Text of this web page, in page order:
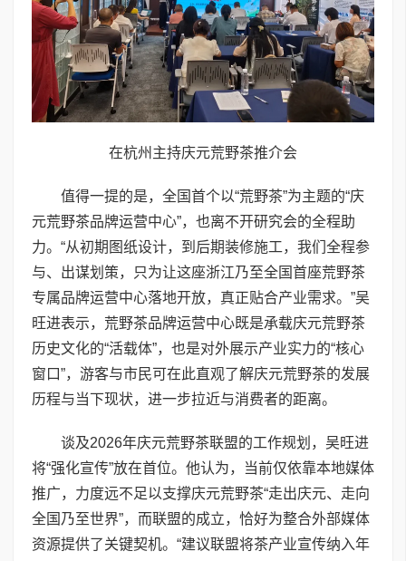
在杭州主持庆元荒野茶推介会
值得一提的是，全国首个以“荒野茶”为主题的“庆
元荒野茶品牌运营中心”，也离不开研究会的全程助
力。“从初期图纸设计，到后期装修施工，我们全程参
与、出谋划策，只为让这座浙江乃至全国首座荒野茶
专属品牌运营中心落地开放，真正贴合产业需求。”吴
旺进表示，荒野茶品牌运营中心既是承载庆元荒野茶
历史文化的“活载体”，也是对外展示产业实力的“核心
窗口”，游客与市民可在此直观了解庆元荒野茶的发展
历程与当下现状，进一步拉近与消费者的距离。
谈及2026年庆元荒野茶联盟的工作规划，吴旺进
将“强化宣传”放在首位。他认为，当前仅依靠本地媒体
推广，力度远不足以支撑庆元荒野茶“走出庆元、走向
全国乃至世界”，而联盟的成立，恰好为整合外部媒体
资源提供了关键契机。“建议联盟将茶产业宣传纳入年